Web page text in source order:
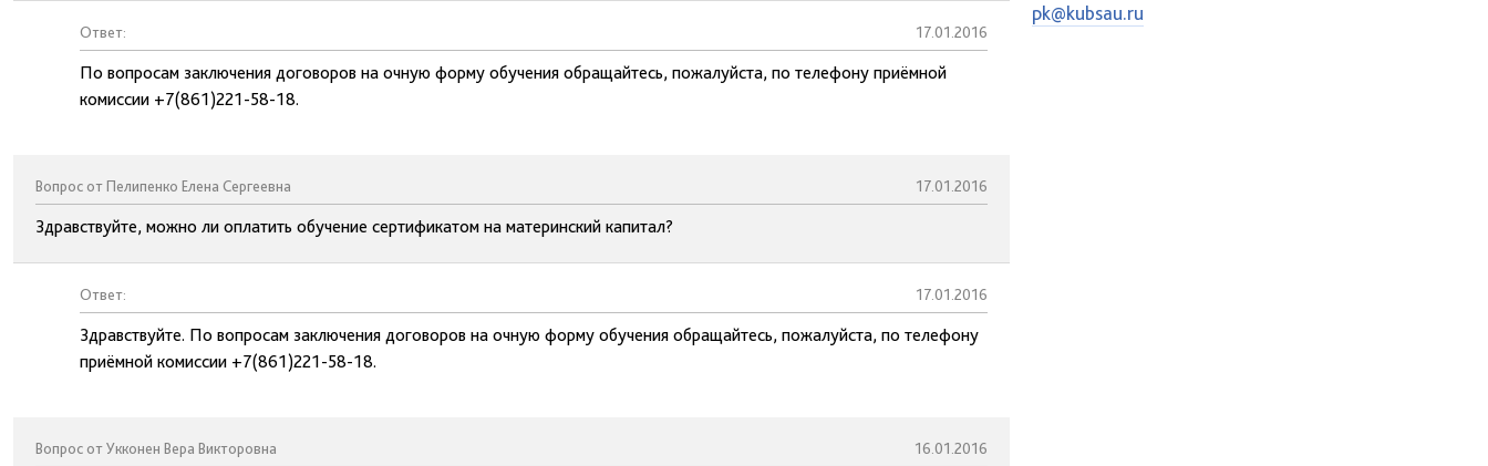
Ответ: 17.01.2016
По вопросам заключения договоров на очную форму обучения обращайтесь, пожалуйста, по телефону приёмной
комиссии +7(861)221-58-18.
Вопрос от Пелипенко Елена Сергеевна 17.01.2016
Здравствуйте, можно ли оплатить обучение сертификатом на материнский капитал?
Ответ: 17.01.2016
Здравствуйте. По вопросам заключения договоров на очную форму обучения обращайтесь, пожалуйста, по телефону
приёмной комиссии +7(861)221-58-18.
Вопрос от Укконен Вера Викторовна 16.01.2016
pk@kubsau.ru